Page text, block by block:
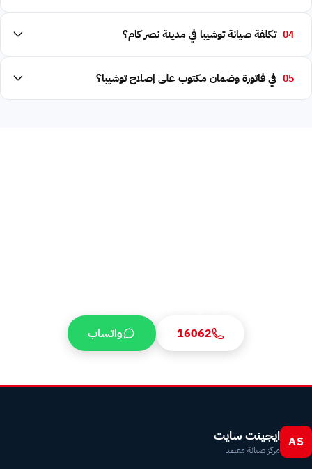
04 تكلفة صيانة توشيبا في مدينة نصر كام؟
05 في فاتورة وضمان مكتوب على إصلاح توشيبا؟
16062 واتساب
AS ايجينت سايت
مركز صيانة معتمد